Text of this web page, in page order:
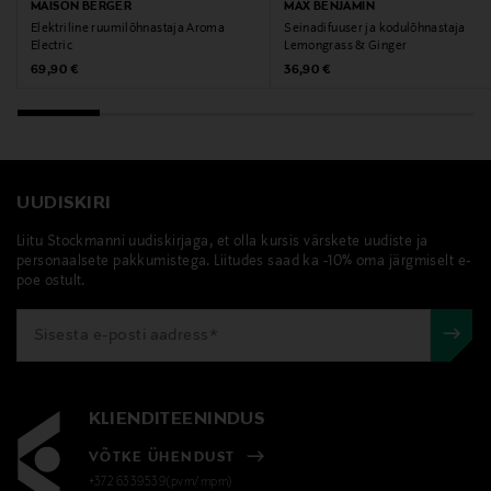
Märksõnad
ruumilõhnastaja, lõhnadifuusor, kodulõhn, patšuli,
muskus, Balmuir
MAISON BERGER
Elektriline ruumilõhnastaja Aroma
Electric
Original Price
69,90 €
MAX BENJAMIN
Seinadifuuser ja kodulõhnastaja
Lemongrass & Ginger
Original Price
36,90 €
UUDISKIRI
Liitu Stockmanni uudiskirjaga, et olla kursis värskete uudiste ja
personaalsete pakkumistega. Liitudes saad ka -10% oma järgmiselt e-
poe ostult.
KLIENDITEENINDUS
VÕTKE ÜHENDUST
+372 6339539(pvm/mpm)